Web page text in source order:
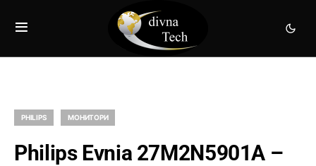
PHILIPS МОНИТОРИ
Philips Evnia 27M2N5901A –